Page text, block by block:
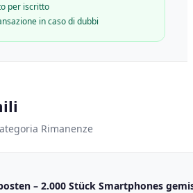
per iscritto
in caso di dubbi
Rimanenze
– 2.000 Stück Smartphones